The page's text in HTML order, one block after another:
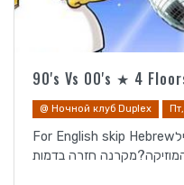
90's Vs 00's ★ 4
@ Ночной клуб Duplex
For English skip Hebrewהמילניום הגיע ובאג 2000 כשל...גיל